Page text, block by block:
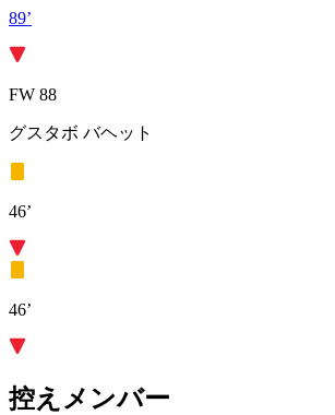
89’
FW 88
グスタボ バヘット
46’
46’
控えメンバー